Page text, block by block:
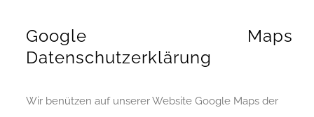
Google Maps
Datenschutzerklärung
Wir benützen auf unserer Website Google Maps der